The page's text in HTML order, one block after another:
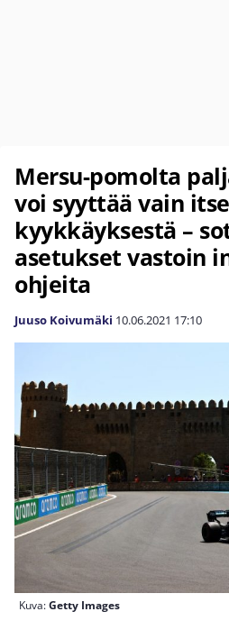
Mersu-pomolta
voi syyttää vain
kyykkäyksestä –
asetukset vastoin
ohjeita
Juuso Koivumäki 10.06.2021 17:10
Kuva:Getty Images